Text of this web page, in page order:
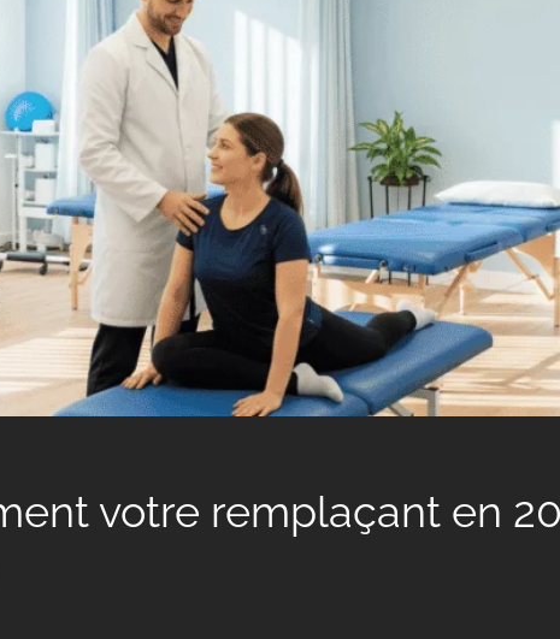
votre remplaçant en